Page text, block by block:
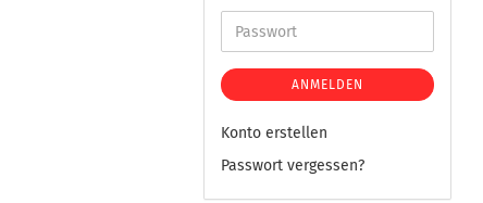
ANMELDEN
Konto erstellen
Passwort vergessen?